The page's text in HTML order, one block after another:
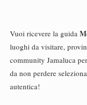
Vuoi ricevere la guida
luoghi da visitare,
community Jamaluca
da non perdere
autentica!